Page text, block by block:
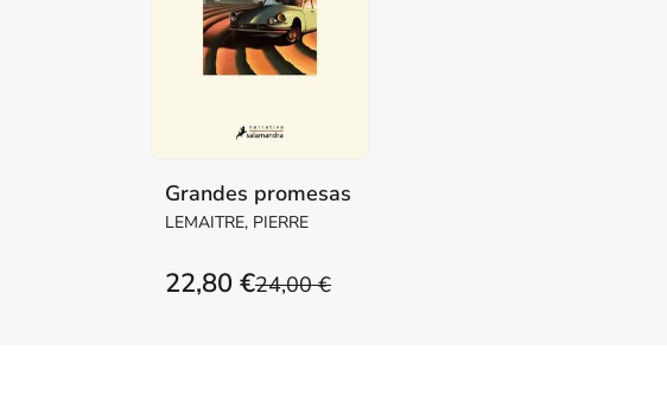
Grandes promesas
LEMAITRE, PIERRE
24,00 €
22,80 €